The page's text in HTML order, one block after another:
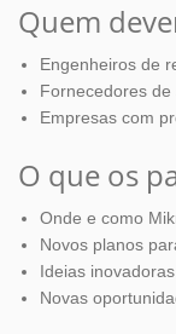
Quem
Engenheiros de
Fornecedores
Empresas com
O que os
Onde e como
Novos planos
Ideias
Novas